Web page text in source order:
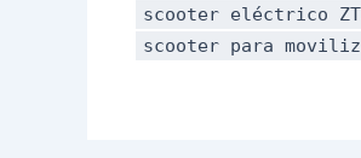
scooter eléctrico
scooter para